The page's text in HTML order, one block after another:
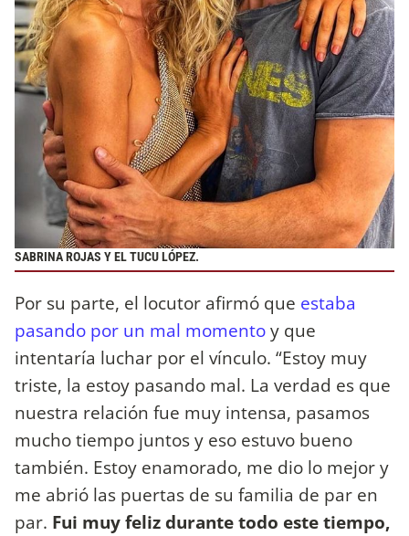
SABRINA ROJAS Y EL TUCU LÓPEZ.
Por su parte, el locutor afirmó que estaba
pasando por un mal momentoy que
intentaría luchar por el vínculo. “Estoy muy
triste, la estoy pasando mal. La verdad es que
nuestra relación fue muy intensa, pasamos
mucho tiempo juntos y eso estuvo bueno
también. Estoy enamorado, me dio lo mejor y
me abrió las puertas de su familia de par en
par. Fui muy feliz durante todo este tiempo,